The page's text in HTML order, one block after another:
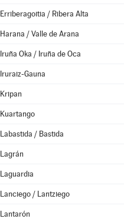
Erriberagoitia / Ribera Alta
Harana / Valle de Arana
Iruña Oka / Iruña de Oca
Iruraiz-Gauna
Kripan
Kuartango
Labastida / Bastida
Lagrán
Laguardia
Lanciego / Lantziego
Lantarón